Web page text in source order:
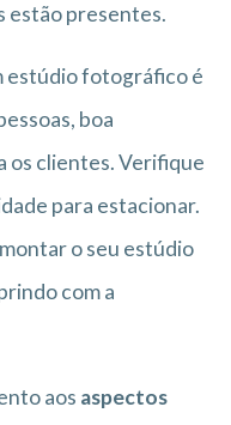
estão presentes.
estúdio fotográfico é
boa
os clientes. Verifique
para estacionar.
o seu estúdio
com a
aos aspectos